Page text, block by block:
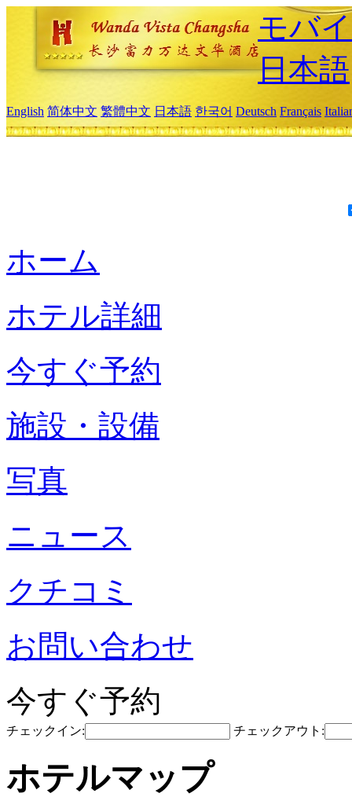
モバ
日本語
English 简体中文 繁體中文 日本語 한국어 Deutsch Français
ホーム
ホテル詳細
今すぐ予約
施設・設備
写真
ニュース
クチコミ
お問い合わせ
今すぐ予約
チェックイン: チェックアウト:
ホテルマップ